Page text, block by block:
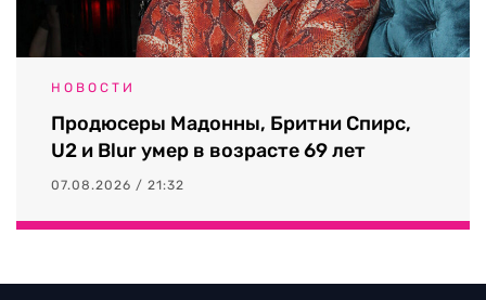
НОВОСТИ
Продюсеры Мадонны, Бритни Спирс,
U2 и Blur умер в возрасте 69 лет
07.08.2026 / 21:32